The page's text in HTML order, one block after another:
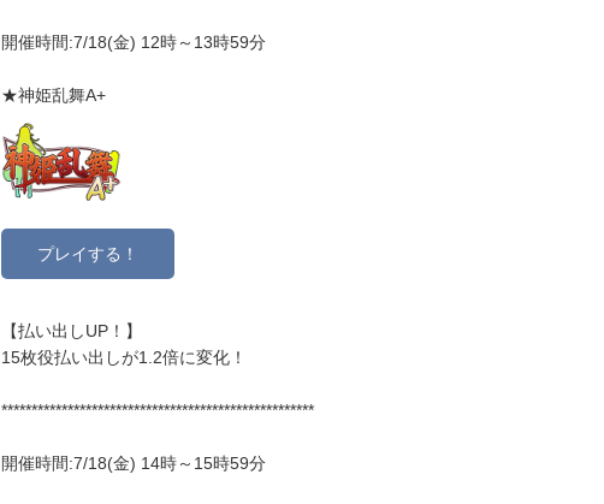
開催時間:7/18(金) 12時～13時59分
★神姫乱舞A+
プレイする！
【払い出しUP！】
15枚役払い出しが1.2倍に変化！
****************************************************
開催時間:7/18(金) 14時～15時59分